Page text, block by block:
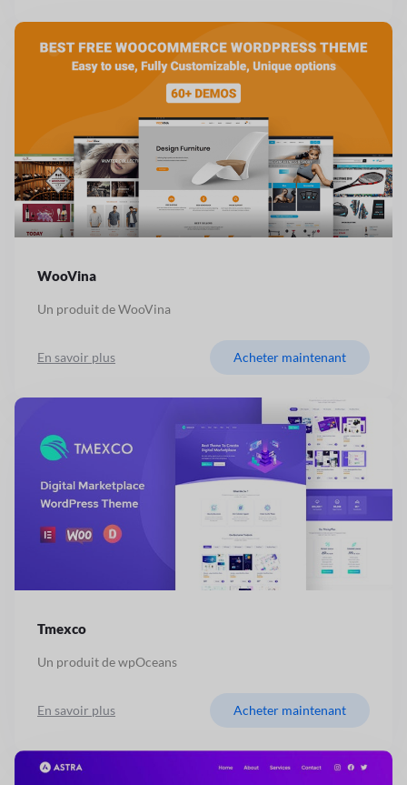
WooVina
Un produit de WooVina
En savoir plus Acheter maintenant
Tmexco
Un produit de wpOceans
En savoir plus Acheter maintenant